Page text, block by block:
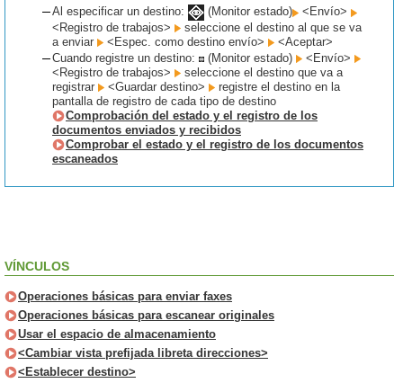
Al especificar un destino:
(Monitor estado)
<Envío>
<Registro de trabajos>
seleccione el destino al que se va
a enviar
<Espec. como destino envío>
<Aceptar>
Cuando registre un destino:
(Monitor estado)
<Envío>
<Registro de trabajos>
seleccione el destino que va a
registrar
<Guardar destino>
registre el destino en la
pantalla de registro de cada tipo de destino
Comprobación del estado y el registro de los
documentos enviados y recibidos
Comprobar el estado y el registro de los documentos
escaneados
VÍNCULOS
Operaciones básicas para enviar faxes
Operaciones básicas para escanear originales
Usar el espacio de almacenamiento
<Cambiar vista prefijada libreta direcciones>
<Establecer destino>